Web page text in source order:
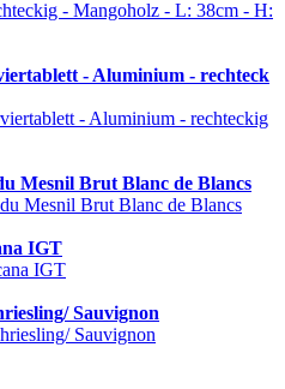
- Aluminium - rechteck
Mesnil Brut Blanc de Blancs
IGT
Sauvignon